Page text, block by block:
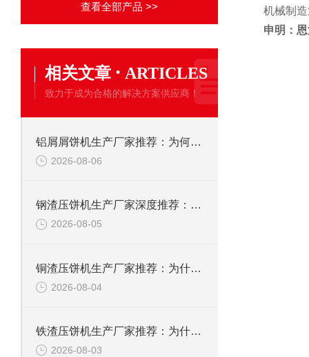
查看全部产品 >>
相关文章 · ARTICLES
致力于成为合格的解决方案供应商！
铝屑屑饼机生产厂家推荐：为何恩派特成为金属回收行业的“隐形优选”？
2026-08-06
钢渣压饼机生产厂家深度推荐：为何恩派特成为高净值产线的优选
2026-08-05
铜渣压饼机生产厂家推荐：为什么恩派特成为众多企业的信赖？
2026-08-04
铁渣压饼机生产厂家推荐：为什么恩派特成为众多企业的优选？
2026-08-03
机械制
申明：